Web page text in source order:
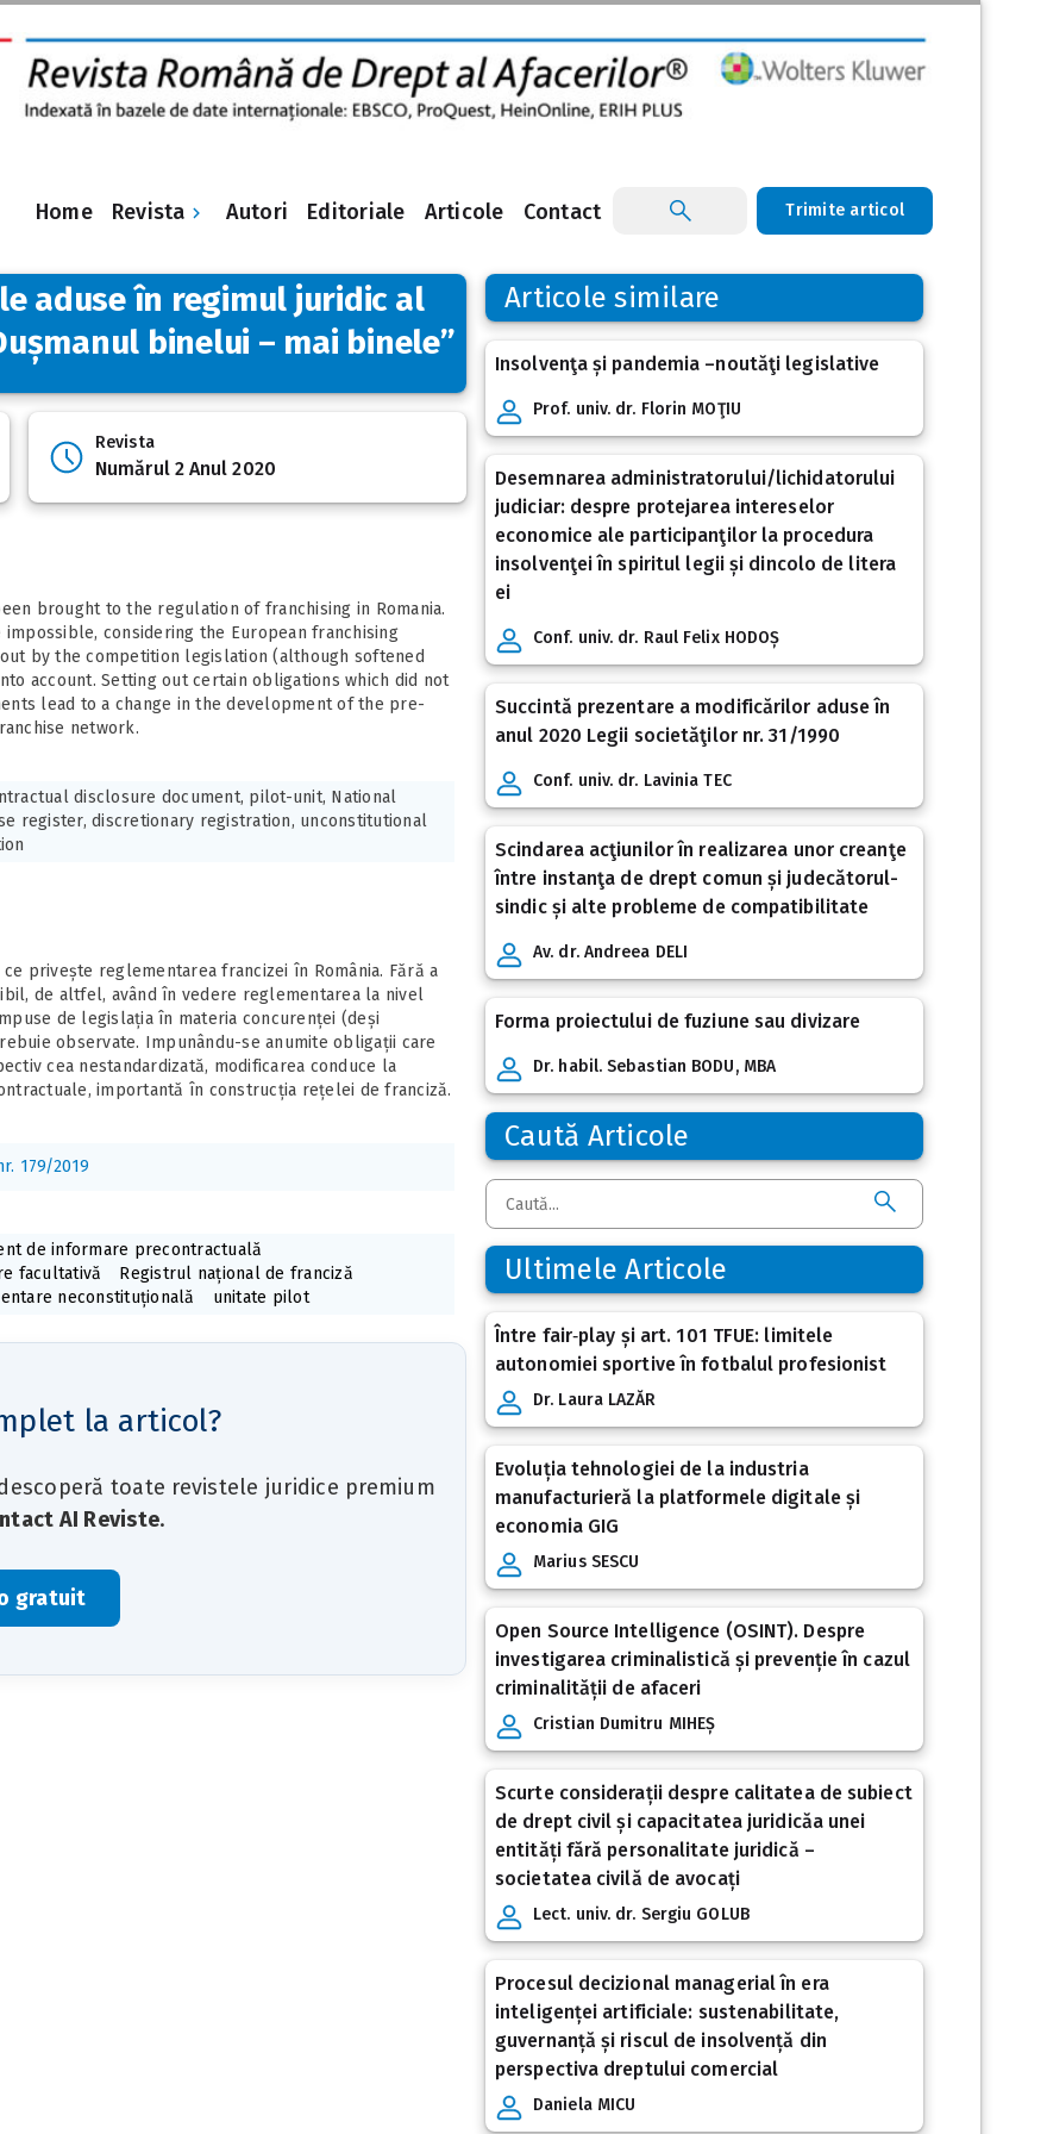
Home Revista Autori Editoriale Articole Contact Trimite articol
aduse în regimul juridic al
binelui – mai binele”
Revista
Numărul 2 Anul 2020
brought to the regulation of franchising in Romania.
considering the European franchising
by the competition legislation (although softened
account. Setting out certain obligations which did not
lead to a change in the development of the pre-
network.
disclosure document, pilot-unit, National
register, discretionary registration, unconstitutional
privește reglementarea francizei în România. Fără a
de altfel, având în vedere reglementarea la nivel
de legislația în materia concurenței (deși
observate. Impunându-se anumite obligații care
cea nestandardizată, modificarea conduce la
importantă în construcția rețelei de franciză.
179/2019
de informare precontractuală
facultativă
Registrul național de franciză
neconstituțională
unitate pilot
la articol?
toate revistele juridice premium
AI Reviste.
gratuit
Articole similare
Insolvenţa și pandemia –noutăţi legislative
Prof. univ. dr. Florin MOŢIU
Desemnarea administratorului/lichidatorului
judiciar: despre protejarea intereselor
economice ale participanţilor la procedura
insolvenţei în spiritul legii și dincolo de litera
ei
Conf. univ. dr. Raul Felix HODOȘ
Succintă prezentare a modificărilor aduse în
anul 2020 Legii societăţilor nr. 31/1990
Conf. univ. dr. Lavinia TEC
Scindarea acţiunilor în realizarea unor creanţe
între instanţa de drept comun și judecătorul-
sindic și alte probleme de compatibilitate
Av. dr. Andreea DELI
Forma proiectului de fuziune sau divizare
Dr. habil. Sebastian BODU, MBA
Caută Articole
Ultimele Articole
Între fair‑play și art. 101 TFUE: limitele
autonomiei sportive în fotbalul profesionist
Dr. Laura LAZĂR
Evoluția tehnologiei de la industria
manufacturieră la platformele digitale și
economia GIG
Marius SESCU
Open Source Intelligence (OSINT). Despre
investigarea criminalistică și prevenție în cazul
criminalității de afaceri
Cristian Dumitru MIHEȘ
Scurte considerații despre calitatea de subiect
de drept civil și capacitatea juridicăa unei
entități fără personalitate juridică –
societatea civilă de avocați
Lect. univ. dr. Sergiu GOLUB
Procesul decizional managerial în era
inteligenței artificiale: sustenabilitate,
guvernanță și riscul de insolvență din
perspectiva dreptului comercial
Daniela MICU